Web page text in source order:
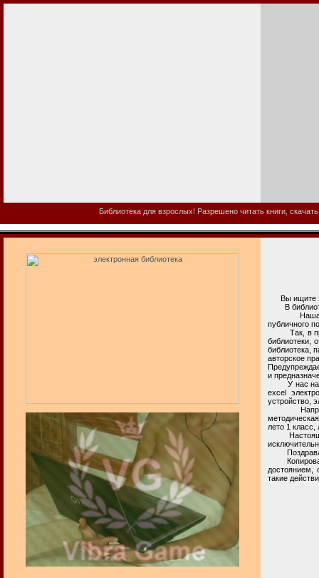
Библиотека для взрослых! Разрешено читать книги,
Вы ищите
В
Наша
публичного
Так, в
библиотеки,
библиотека,
авторское
и
У нас на
excel
устройство,
Например,
лето 1 класс,
Настоящая
достоянием,
такие